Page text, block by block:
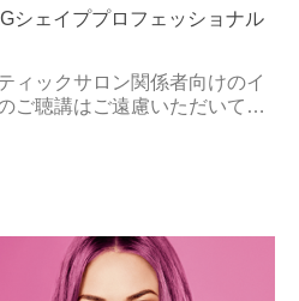
シェイププロフェッショナル
ィックサロン関係者向けのイ
ご聴講はご遠慮いただいてお
くださいませ。＝＝＝＝＝...